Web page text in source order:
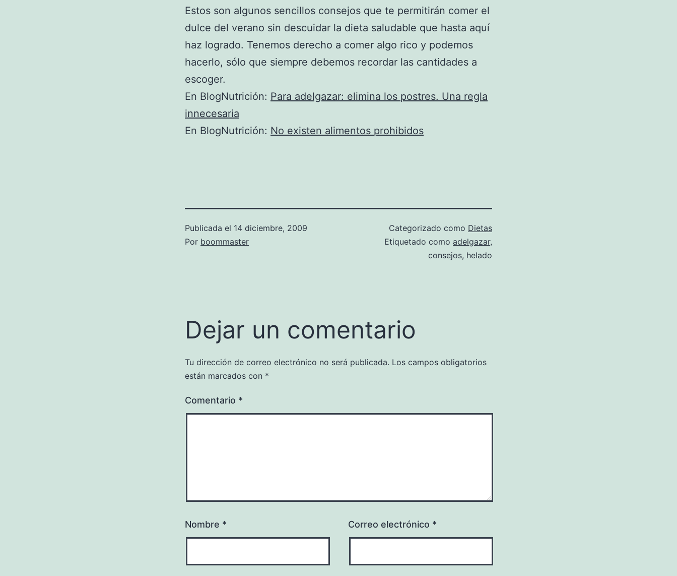
Estos son algunos sencillos consejos que te permitirán comer el
dulce del verano sin descuidar la dieta saludable que hasta aquí
haz logrado. Tenemos derecho a comer algo rico y podemos
hacerlo, sólo que siempre debemos recordar las cantidades a
escoger.
En BlogNutrición: Para adelgazar: elimina los postres. Una regla
innecesaria
En BlogNutrición: No existen alimentos prohibidos
Publicada el 14 diciembre, 2009
Por boommaster
Categorizado como Dietas
Etiquetado como adelgazar,
consejos, helado
Dejar un comentario
Tu dirección de correo electrónico no será publicada. Los campos obligatorios
están marcados con *
Comentario *
Nombre * Correo electrónico *